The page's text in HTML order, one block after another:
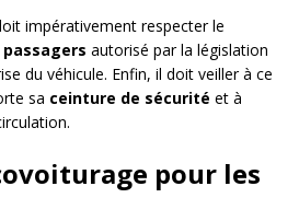
impérativement respecter le
autorisé par la législation
du véhicule. Enfin, il doit veiller à ce
sa ceinture de sécurité et à
pour les